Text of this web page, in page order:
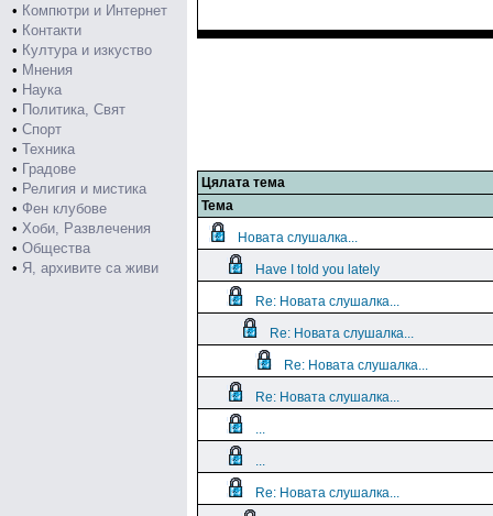
• Компютри и Интернет
• Контакти
• Култура и изкуство
• Мнения
• Наука
• Политика, Свят
• Спорт
• Техника
• Градове
• Религия и мистика
• Фен клубове
• Хоби, Развлечения
• Общества
• Я, архивите са живи
Цялата тема
Тема
Новата слушалка...
Have I told you lately
Re: Новата слушалка...
Re: Новата слушалка...
Re: Новата слушалка...
Re: Новата слушалка...
...
...
Re: Новата слушалка...